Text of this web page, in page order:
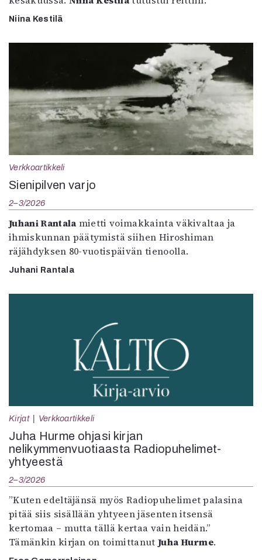
Niina Kestilä
Verkkoartikkeli
Sienipilven varjo
2–3/2026
Juhani Rantala mietti voimakkainta väkivaltaa ja
ihmiskunnan päätymistä siihen Hiroshiman
räjähdyksen 80-vuotispäivän tienoolla.
Juhani Rantala
Kirjat Verkkoartikkeli
Juha Hurme ohjasi kirjan
nelikymmenvuotiaasta Radiopuhelimet-
yhtyeestä
2–3/2026
”Kuten edeltäjänsä myös Radiopuhelimet palasina
pitää siis sisällään yhtyeen jäsenten itsensä
kertomaa – mutta tällä kertaa vain heidän.”
Tämänkin kirjan on toimittanut Juha Hurme.